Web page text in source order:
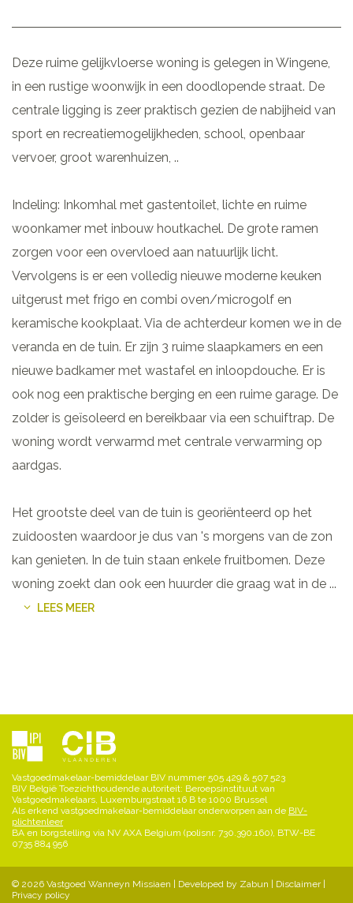
Deze ruime gelijkvloerse woning is gelegen in Wingene,
in een rustige woonwijk in een doodlopende straat. De
centrale ligging is zeer praktisch gezien de nabijheid van
sport en recreatiemogelijkheden, school, openbaar
vervoer, groot warenhuizen, ..
Indeling: Inkomhal met gastentoilet, lichte en ruime
woonkamer met inbouw houtkachel. De grote ramen
zorgen voor een overvloed aan natuurlijk licht.
Vervolgens is er een volledig nieuwe moderne keuken
uitgerust met frigo en combi oven/microgolf en
keramische kookplaat. Via de achterdeur komen we in de
veranda en de tuin. Er zijn 3 ruime slaapkamers en een
nieuwe badkamer met wastafel en inloopdouche. Er is
ook nog een praktische berging en een ruime garage. De
zolder is geïsoleerd en bereikbaar via een schuiftrap. De
woning wordt verwarmd met centrale verwarming op
aardgas.
Het grootste deel van de tuin is georiënteerd op het
zuidoosten waardoor je dus van 's morgens van de zon
kan genieten. In de tuin staan enkele fruitbomen. Deze
woning zoekt dan ook een huurder die graag wat in de ...
LEES MEER
Vastgoedmakelaar-bemiddelaar BIV nummer 505 429 & 507 523
BIV België Toezichthoudende autoriteit: Beroepsinstituut van
Vastgoedmakelaars, Luxemburgstraat 16 B te 1000 Brussel
Als erkend vastgoedmakelaar-bemiddelaar onderworpen aan de BIV-
plichtenleer
BA en borgstelling via NV AXA Belgium (polisnr. 730.390.160), BTW-BE
0735 884 956
© 2026 Vastgoed Wanneyn Missiaen | Developed by Zabun Disclaimer|
Privacy policy